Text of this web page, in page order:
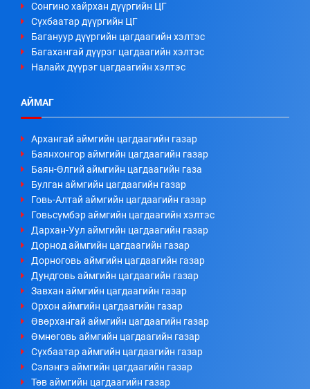
Сонгино хайрхан дүүргийн ЦГ
Сүхбаатар дүүргийн ЦГ
Багануур дүүргийн цагдаагийн хэлтэс
Багахангай дүүрэг цагдаагийн хэлтэс
Налайх дүүрэг цагдаагийн хэлтэс
АЙМАГ
Архангай аймгийн цагдаагийн газар
Баянхонгор аймгийн цагдаагийн газар
Баян-Өлгий аймгийн цагдаагийн газа
Булган аймгийн цагдаагийн газар
Говь-Алтай аймгийн цагдаагийн газар
Говьсүмбэр аймгийн цагдаагийн хэлтэс
Дархан-Уул аймгийн цагдаагийн газар
Дорнод аймгийн цагдаагийн газар
Дорноговь аймгийн цагдаагийн газар
Дундговь аймгийн цагдаагийн газар
Завхан аймгийн цагдаагийн газар
Орхон аймгийн цагдаагийн газар
Өвөрхангай аймгийн цагдаагийн газар
Өмнөговь аймгийн цагдаагийн газар
Сүхбаатар аймгийн цагдаагийн газар
Сэлэнгэ аймгийн цагдаагийн газар
Төв аймгийн цагдаагийн газар